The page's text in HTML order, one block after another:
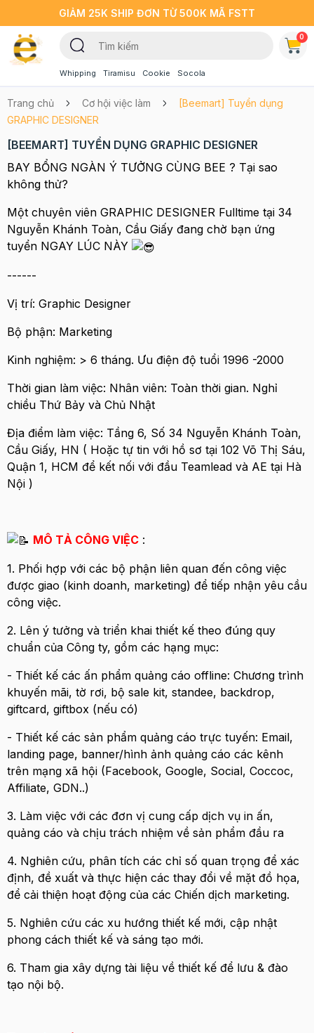
GIẢM 25K SHIP ĐƠN TỪ 500K MÃ FSTT
Whipping Tiramisu Cookie Socola
0
Trang chủ Cơ hội việc làm
[Beemart] Tuyển dụng
GRAPHIC DESIGNER
[BEEMART] TUYỂN DỤNG GRAPHIC DESIGNER
BAY BỔNG NGÀN Ý TƯỞNG CÙNG BEE ? Tại sao
không thử?
Một chuyên viên GRAPHIC DESIGNER Fulltime tại 34
Nguyễn Khánh Toàn, Cầu Giấy đang chờ bạn ứng
tuyển NGAY LÚC NÀY
------
Vị trí: Graphic Designer
Bộ phận: Marketing
Kinh nghiệm: > 6 tháng. Ưu điện độ tuổi 1996 -2000
Thời gian làm việc: Nhân viên: Toàn thời gian. Nghỉ
chiều Thứ Bảy và Chủ Nhật
Địa điểm làm việc: Tầng 6, Số 34 Nguyễn Khánh Toàn,
Cầu Giấy, HN ( Hoặc tự tin với hồ sơ tại 102 Võ Thị Sáu,
Quận 1, HCM để kết nối với đầu Teamlead và AE tại Hà
Nội )
MÔ TẢ CÔNG VIỆC :
1. Phối hợp với các bộ phận liên quan đến công việc
được giao (kinh doanh, marketing) để tiếp nhận yêu cầu
công việc.
2. Lên ý tưởng và triển khai thiết kế theo đúng quy
chuẩn của Công ty, gồm các hạng mục:
- Thiết kế các ấn phẩm quảng cáo offline: Chương trình
khuyến mãi, tờ rơi, bộ sale kit, standee, backdrop,
giftcard, giftbox (nếu có)
- Thiết kế các sản phẩm quảng cáo trực tuyến: Email,
landing page, banner/hình ảnh quảng cáo các kênh
trên mạng xã hội (Facebook, Google, Social, Coccoc,
Affiliate, GDN..)
3. Làm việc với các đơn vị cung cấp dịch vụ in ấn,
quảng cáo và chịu trách nhiệm về sản phẩm đầu ra
4. Nghiên cứu, phân tích các chỉ số quan trọng để xác
định, đề xuất và thực hiện các thay đổi về mặt đồ họa,
để cải thiện hoạt động của các Chiến dịch marketing.
5. Nghiên cứu các xu hướng thiết kế mới, cập nhật
phong cách thiết kế và sáng tạo mới.
6. Tham gia xây dựng tài liệu về thiết kế để lưu & đào
tạo nội bộ.